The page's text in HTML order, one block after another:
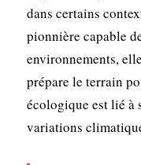
dans certains
pionnière capable
environnements,
prépare le terrain
écologique est lié à
variations